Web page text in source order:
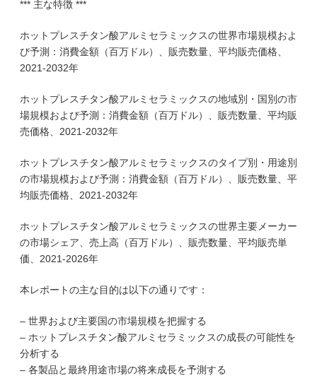
*** 主な特徴 ***
ホットプレスチタン酸アルミセラミックスの世界市場規模およ
び予測：消費金額（百万ドル）、販売数量、平均販売価格、
2021-2032年
ホットプレスチタン酸アルミセラミックスの地域別・国別の市
場規模および予測：消費金額（百万ドル）、販売数量、平均販
売価格、2021-2032年
ホットプレスチタン酸アルミセラミックスのタイプ別・用途別
の市場規模および予測：消費金額（百万ドル）、販売数量、平
均販売価格、2021-2032年
ホットプレスチタン酸アルミセラミックスの世界主要メーカー
の市場シェア、売上高（百万ドル）、販売数量、平均販売単
価、2021-2026年
本レポートの主な目的は以下の通りです：
– 世界および主要国の市場規模を把握する
– ホットプレスチタン酸アルミセラミックスの成長の可能性を
分析する
– 各製品と最終用途市場の将来成長を予測する